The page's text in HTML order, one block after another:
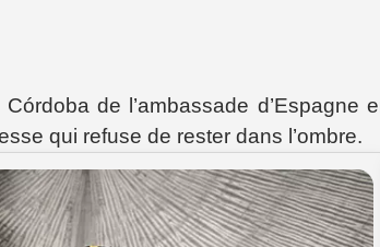
de l’ambassade d’Espagne
qui refuse de rester dans l’ombre.